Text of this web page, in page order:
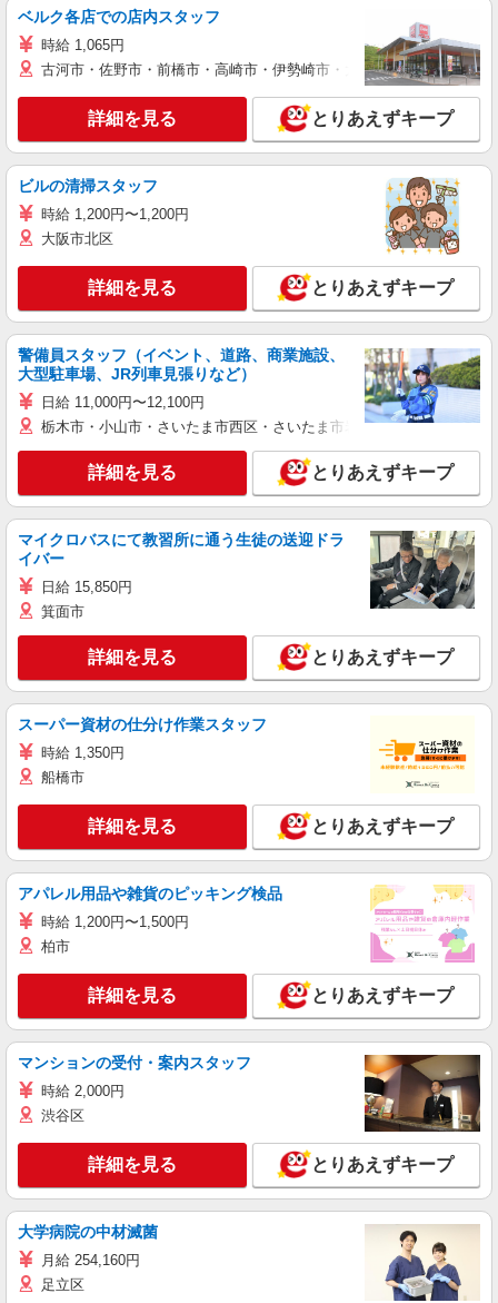
ベルク各店での店内スタッフ
時給 1,065円
古河市・佐野市・前橋市・高崎市・伊勢崎市・太田市・館林市・藤
詳細を見る とりあえずキープ
ビルの清掃スタッフ
時給 1,200円〜1,200円
大阪市北区
詳細を見る とりあえずキープ
警備員スタッフ（イベント、道路、商業施設、
大型駐車場、JR列車見張りなど）
日給 11,000円〜12,100円
栃木市・小山市・さいたま市西区・さいたま市岩槻区・久喜市・蓮田
詳細を見る とりあえずキープ
マイクロバスにて教習所に通う生徒の送迎ドラ
イバー
日給 15,850円
箕面市
詳細を見る とりあえずキープ
スーパー資材の仕分け作業スタッフ
時給 1,350円
船橋市
詳細を見る とりあえずキープ
アパレル用品や雑貨のピッキング検品
時給 1,200円〜1,500円
柏市
詳細を見る とりあえずキープ
マンションの受付・案内スタッフ
時給 2,000円
渋谷区
詳細を見る とりあえずキープ
大学病院の中材滅菌
月給 254,160円
足立区